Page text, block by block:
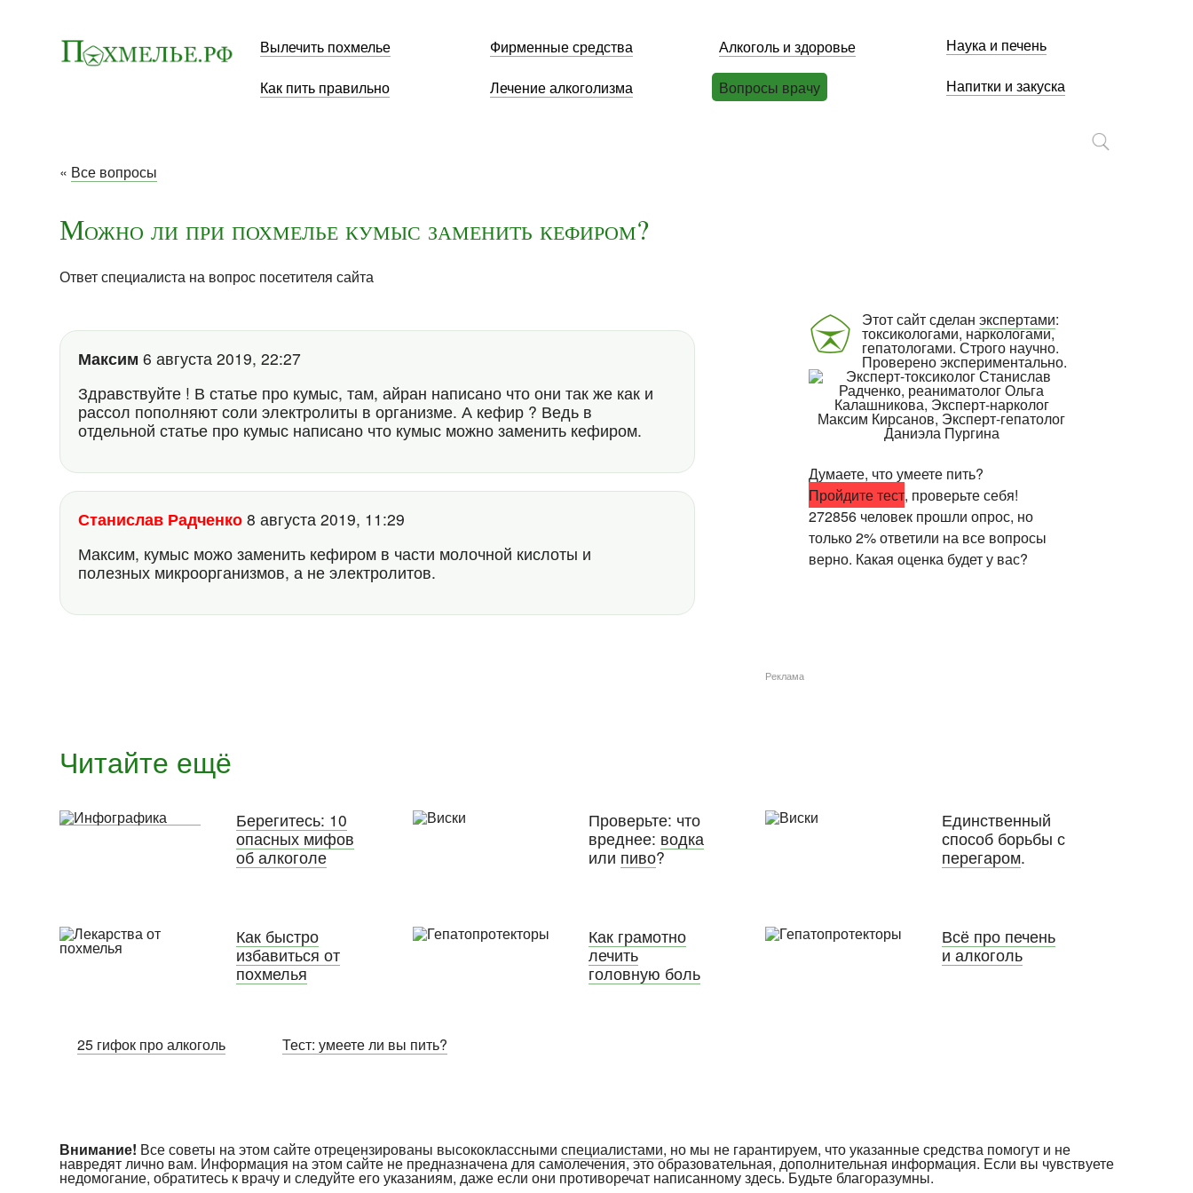
Вылечить похмелье Фирменные средства Алкоголь и здоровье Наука и печень
Как пить правильно Лечение алкоголизма Вопросы врачу Напитки и закуска
« Все вопросы
Можно ли при похмелье кумыс заменить кефиром?
Ответ специалиста на вопрос посетителя сайта
Максим 6 августа 2019, 22:27
Здравствуйте ! В статье про кумыс, там, айран написано что они так же как и
рассол пополняют соли электролиты в организме. А кефир ? Ведь в
отдельной статье про кумыс написано что кумыс можно заменить кефиром.
Станислав Радченко 8 августа 2019, 11:29
Максим, кумыс можо заменить кефиром в части молочной кислоты и
полезных микроорганизмов, а не электролитов.
Этот сайт сделан экспертами:
токсикологами, наркологами,
гепатологами. Строго научно.
Проверено экспериментально.
Думаете, что умеете пить?
Пройдите тест, проверьте себя!
272856 человек прошли опрос, но
только 2% ответили на все вопросы
верно. Какая оценка будет у вас?
Реклама
Читайте ещё
Берегитесь: 10
опасных мифов
об алкоголе
Проверьте: что
вреднее: водка
или пиво?
Единственный
способ борьбы с
перегаром.
Как быстро
избавиться от
похмелья
Как грамотно
лечить
головную боль
Всё про печень
и алкоголь
25 гифок про алкоголь Тест: умеете ли вы пить?
Внимание! Все советы на этом сайте отрецензированы высококласснымиспециалистами, но мы не гарантируем, что указанные средства помогут и не
навредят лично вам. Информация на этом сайте не предназначена для самолечения, это образовательная, дополнительная информация. Если вы чувствуете
недомогание, обратитесь к врачу и следуйте его указаниям, даже если они противоречат написанному здесь. Будьте благоразумны.